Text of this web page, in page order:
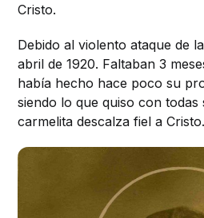
Cristo.
Debido al violento ataque de
abril de 1920. Faltaban 3
había hecho hace poco su
siendo lo que quiso con
carmelita descalza fiel a Cristo.